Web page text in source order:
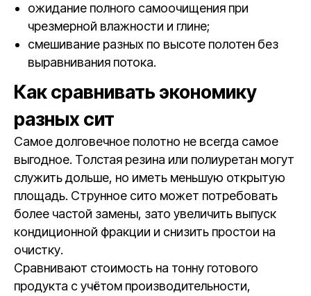
ожидание полного самоочищения при
чрезмерной влажности и глине;
смешивание разных по высоте полотен без
выравнивания потока.
Как сравнивать экономику
разных сит
Самое долговечное полотно не всегда самое
выгодное. Толстая резина или полиуретан могут
служить дольше, но иметь меньшую открытую
площадь. Струнное сито может потребовать
более частой замены, зато увеличить выпуск
кондиционной фракции и снизить простои на
очистку.
Сравнивают стоимость на тонну готового
продукта с учётом производительности,